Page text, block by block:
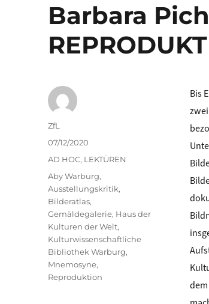
Barbara
Bis
Autor
ZfL
Veröffentlicht
07/12/2020
Kategorien
AD HOC, LEKTÜREN
Schlagwörter
Aby Warburg,
Ausstellungskritik,
Bilderatlas,
Gemäldegalerie, Haus der
Kulturen der Welt,
Kulturwissenschaftliche
Bibliothek Warburg,
Mnemosyne,
Reproduktion